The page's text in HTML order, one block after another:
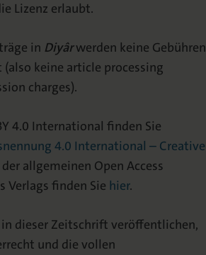
Lizenz erlaubt.
in Diyârwerden keine Gebühren
keine article processing
charges).
4.0 International finden Sie
4.0 International – Creative
allgemeinen Open Access
Verlags finden Sie hier.
dieser Zeitschrift veröffentlichen,
und die vollen